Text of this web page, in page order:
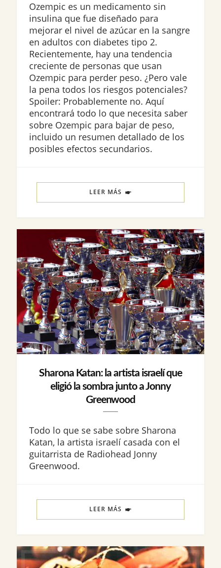
Ozempic es un medicamento sin
insulina que fue diseñado para
mejorar el nivel de azúcar en la sangre
en adultos con diabetes tipo 2.
Recientemente, hay una tendencia
creciente de personas que usan
Ozempic para perder peso. ¿Pero vale
la pena todos los riesgos potenciales?
Spoiler: Probablemente no. Aquí
encontrará todo lo que necesita saber
sobre Ozempic para bajar de peso,
incluido un resumen detallado de los
posibles efectos secundarios.
LEER MÁS
Sharona Katan: la artista israelí que
eligió la sombra junto a Jonny
Greenwood
Todo lo que se sabe sobre Sharona
Katan, la artista israelí casada con el
guitarrista de Radiohead Jonny
Greenwood.
LEER MÁS